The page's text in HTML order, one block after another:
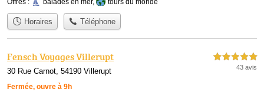
Offres : balades en mer, tours du monde
Horaires Téléphone
Fensch Voyages Villerupt
30 Rue Carnot, 54190 Villerupt
Fermée, ouvre à 9h
5,0 étoiles sur 5
43 avis